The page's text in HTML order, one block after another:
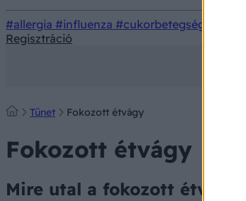
#allergia #influenza #cukorbetegség
Regisztráció
Tünet Fokozott étvágy
Fokozott étvágy
Mire utal a fokozott étvágy?